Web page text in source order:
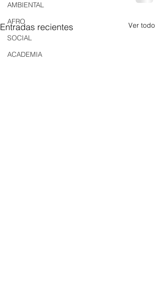
AMBIENTAL
AFRO
SOCIAL
ACADEMIA
Entradas recientes Ver todo